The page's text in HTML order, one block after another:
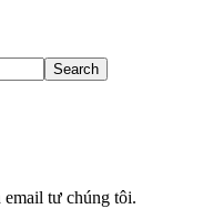
Search
email tư chúng tôi.